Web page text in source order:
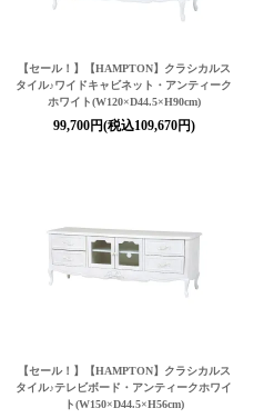
【セール！】【HAMPTON】クラシカルス
タイル♪ワイドキャビネット・アンティーク
ホワイト(W120×D44.5×H90cm)
99,700円(税込109,670円)
【セール！】【HAMPTON】クラシカルス
タイル♪テレビボード・アンティークホワイ
ト(W150×D44.5×H56cm)